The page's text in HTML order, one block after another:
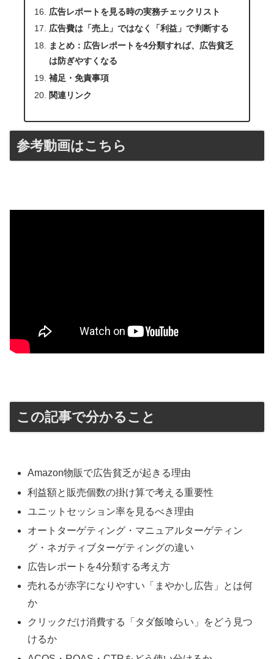
広告レポートを見る時の実務チェックリスト
広告費は「売上」ではなく「利益」で判断する
まとめ：広告レポートを4分類すれば、広告貧乏
は防ぎやすくなる
補足・免責事項
関連リンク
参考動画はこちら
この記事で分かること
Amazon物販で広告貧乏が起きる理由
利益額と販売個数の掛け算で考える重要性
ユニットセッション率を見るべき理由
オートターゲティング・マニュアルターゲティン
グ・ネガティブターゲティングの違い
広告レポートを4分類する考え方
売れるが赤字になりやすい「まやかし広告」とは何
か
クリックだけ消費する「タダ飯喰らい」をどう見つ
けるか